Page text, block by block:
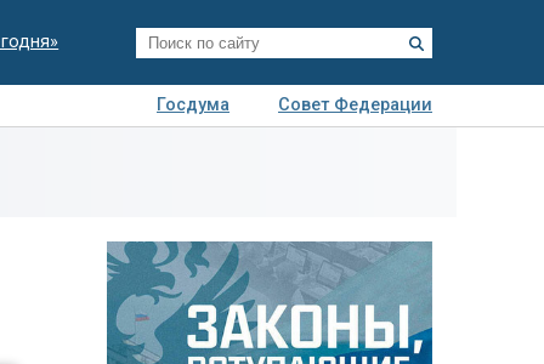
Госдума
Совет Федерации